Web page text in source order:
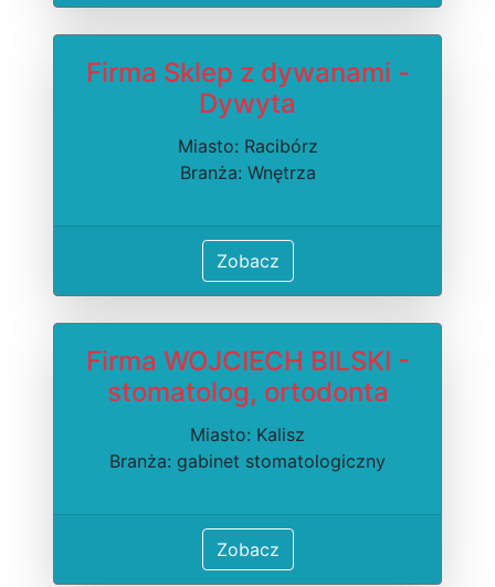
Firma Sklep z dywanami -
Dywyta
Miasto: Racibórz
Branża: Wnętrza
Zobacz
Firma WOJCIECH BILSKI -
stomatolog, ortodonta
Miasto: Kalisz
Branża: gabinet stomatologiczny
Zobacz